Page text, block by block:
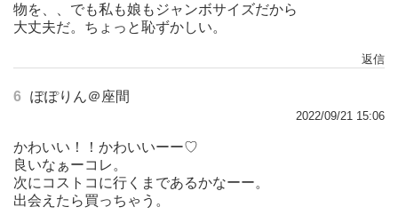
物を、、でも私も娘もジャンボサイズだから
大丈夫だ。ちょっと恥ずかしい。
返信
6 ぽぽりん＠座間
2022/09/21 15:06
かわいい！！かわいいーー♡
良いなぁーコレ。
次にコストコに行くまであるかなーー。
出会えたら買っちゃう。